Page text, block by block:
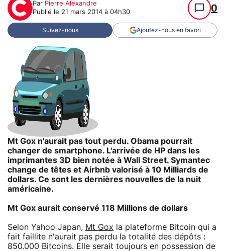
Par Pierre Alexandre
Publié le 21 mars 2014 à 04h30 0
Suivez-nous Ajoutez-nous en favori
Mt Gox n'aurait pas tout perdu. Obama pourrait
changer de smartphone. L'arrivée de HP dans les
imprimantes 3D bien notée à Wall Street. Symantec
change de têtes et Airbnb valorisé à 10 Milliards de
dollars. Ce sont les dernières nouvelles de la nuit
américaine.
Mt Gox aurait conservé 118 Millions de dollars
Selon Yahoo Japan, Mt Gox la plateforme Bitcoin qui a
fait faillite n'aurait pas perdu la totalité des dépôts :
850.000 Bitcoins. Elle serait toujours en possession de